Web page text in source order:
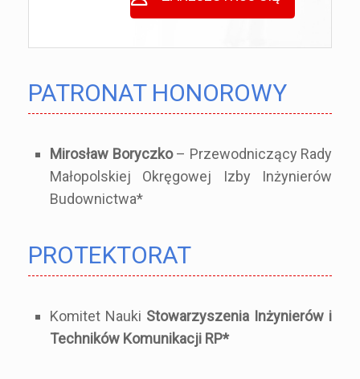
PATRONAT HONOROWY
Mirosław Boryczko– Przewodniczący Rady
Małopolskiej Okręgowej Izby Inżynierów
Budownictwa*
PROTEKTORAT
Komitet Nauki Stowarzyszenia Inżynierów i
Techników Komunikacji RP*